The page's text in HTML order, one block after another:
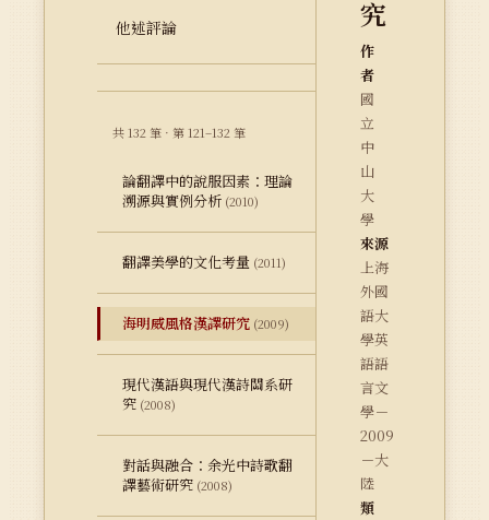
他述評論
共 132 筆 · 第 121–132 筆
論翻譯中的說服因素：理論
溯源與實例分析 (2010)
翻譯美學的文化考量 (2011)
海明威風格漢譯研究 (2009)
現代漢語與現代漢詩關系研
究 (2008)
對話與融合：余光中詩歌翻
譯藝術研究 (2008)
究
作
者
國
立
中
山
大
學
來源
上海
外國
語大
學英
語語
言文
學－
2009
－大
陸
類